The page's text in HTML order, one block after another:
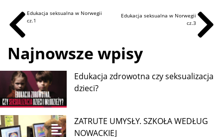
Edukacja seksualna w Norwegii
cz.1
Edukacja seksualna w Norwegii
cz.3
Najnowsze wpisy
Edukacja zdrowotna czy seksualizacja
dzieci?
ZATRUTE UMYSŁY. SZKOŁA WEDŁUG
NOWACKIEJ